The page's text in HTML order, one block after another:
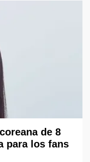
de 8
para los fans